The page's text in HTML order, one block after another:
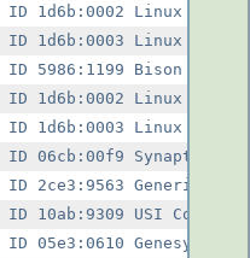
ID 1d6b:0002 Linux
ID 1d6b:0003 Linux
ID 5986:1199 Bison
ID 1d6b:0002 Linux
ID 1d6b:0003 Linux
ID 06cb:00f9
2ce3:9563 Generic EMV
ID 10ab:9309 USI Co.,
ID 05e3:0610 Genesys